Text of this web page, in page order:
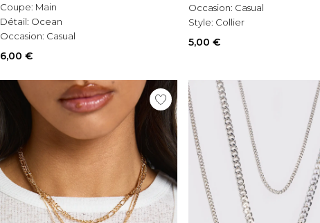
Coupe: Main
Détail: Ocean
Occasion: Casual
6,00 €
Occasion: Casual
Style: Collier
5,00 €